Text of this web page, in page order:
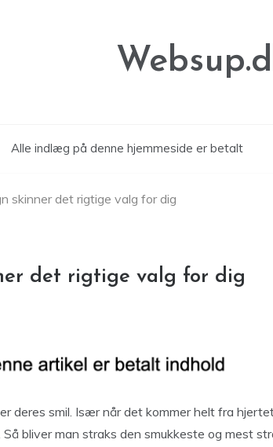
Alle indlæg på denne hjemmeside er betalt
skinner det rigtige valg for dig
det rigtige valg for dig
deres smil. Især når det kommer helt fra
bliver man straks den smukkeste og mest